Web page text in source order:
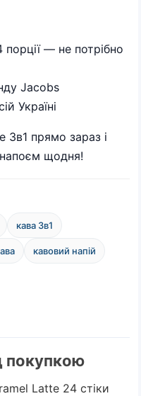
— не потрібно
Jacobs
Україні
прямо зараз і
щодня!
кава 3в1
кавовий напій
покупкою
Latte 24 стіки